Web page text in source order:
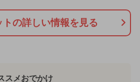
トの詳しい情報を見る
スメおでかけ